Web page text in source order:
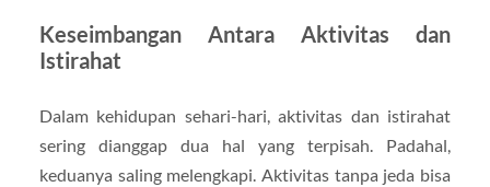
Keseimbangan Antara Aktivitas dan
Istirahat
Dalam kehidupan sehari-hari, aktivitas dan istirahat
sering dianggap dua hal yang terpisah. Padahal,
keduanya saling melengkapi. Aktivitas tanpa jeda bisa